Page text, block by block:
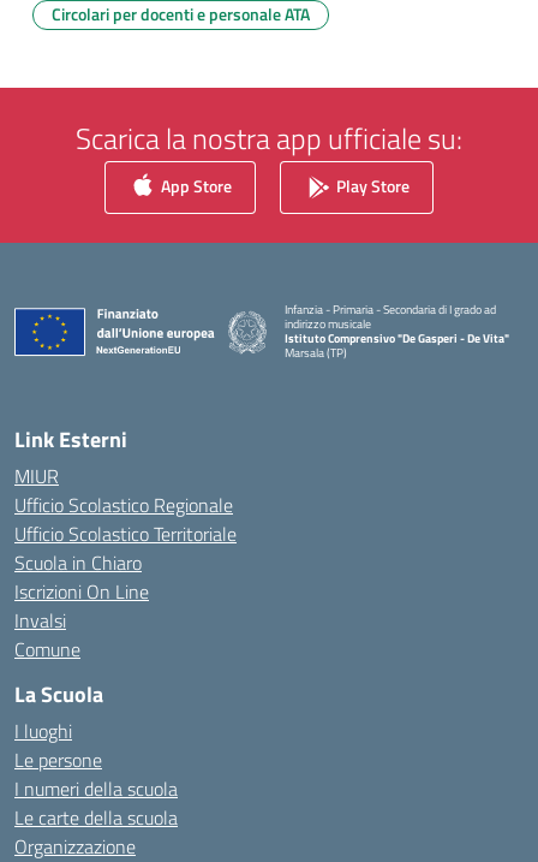
Circolari per docenti e personale ATA
Scarica la nostra app ufficiale su:
App Store Play Store
Infanzia - Primaria - Secondaria di I grado ad
indirizzo musicale
Istituto Comprensivo "De Gasperi - De Vita"
Marsala (TP)
Link Esterni
MIUR
Ufficio Scolastico Regionale
Ufficio Scolastico Territoriale
Scuola in Chiaro
Iscrizioni On Line
Invalsi
Comune
La Scuola
I luoghi
Le persone
I numeri della scuola
Le carte della scuola
Organizzazione